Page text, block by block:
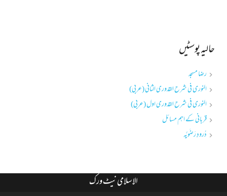
حالیہ پوسٹیں
رضا مسجد
النوری فی شرح القدوری الثانی (عربی)
النوری فی شرح القدوری اول (عربی)
قربانی کے اہم مسائل
دُرودِ رَضَویَّہ
الاسلامی نیٹ ورک